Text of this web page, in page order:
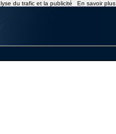
du trafic et la publicité En savoir plus